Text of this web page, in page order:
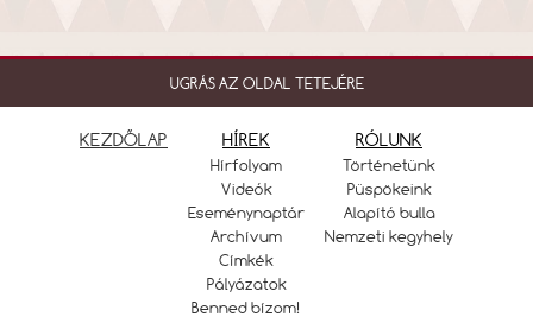
UGRÁS AZ OLDAL TETEJÉRE
KEZDŐLAP HÍREK
Hírfolyam
Videók
Eseménynaptár
Archívum
Címkék
Pályázatok
Benned bízom!
RÓLUNK
Történetünk
Püspökeink
Alapító bulla
Nemzeti kegyhely